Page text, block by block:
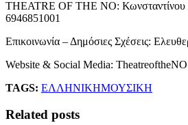
THEATRE OF THE NO: Κωνσταντίνου
6946851001
Επικοινωνία – Δημόσιες Σχέσεις:
Website & Social Media:
TAGS: ΕΛΛΗΝΙΚΗΜΟΥΣΙΚΗ
Related posts